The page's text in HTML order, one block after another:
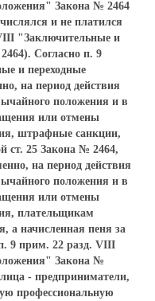
Закона № 2464
и не платился
"Заключительные и
Согласно п. 9
и переходные
на период действия
положения и в
или отмены
штрафные санкции,
ст. 25 Закона № 2464,
на период действия
положения и в
или отмены
плательщикам
а начисленная пеня за
9 прим. 22 разд. VIII
Закона №
- предприниматели,
профессиональную